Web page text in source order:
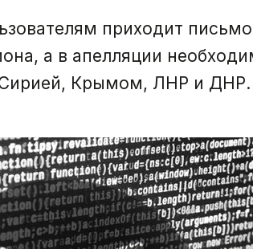
приходит
а в апелляции
Сирией, Крымом, ЛНР и ДНР.